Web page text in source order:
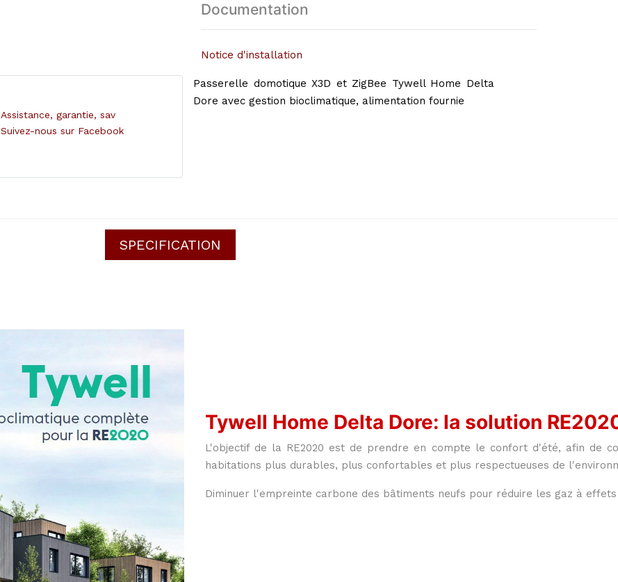
Documentation
Notice d'installation
Passerelle domotique X3D et ZigBee Tywell Home Delta
Dore avec gestion bioclimatique, alimentation fournie
Assistance, garantie, sav
Suivez-nous sur Facebook
SPECIFICATION
Tywell Home Delta Dore: la solution
L'objectif de la RE2020 est de prendre en compte le confort d'été, afin de
habitations plus durables, plus confortables et plus respectueuses de
Diminuer l'empreinte carbone des bâtiments neufs pour réduire les gaz à